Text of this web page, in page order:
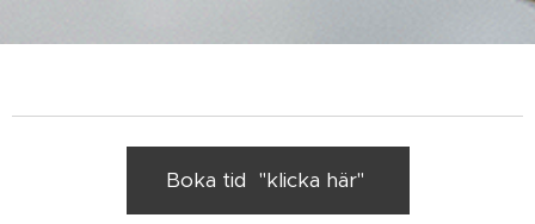
Boka tid "klicka här"